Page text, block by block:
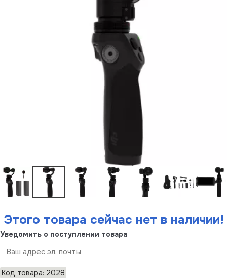
Этого товара сейчас нет в наличии!
Уведомить о поступлении товара
Код товара: 2028